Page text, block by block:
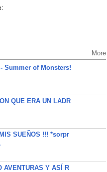
More
Summer of Monsters!
QUE ERA UN LADR
SUEÑOS !!! *sorpr
AVENTURAS Y ASÍ R